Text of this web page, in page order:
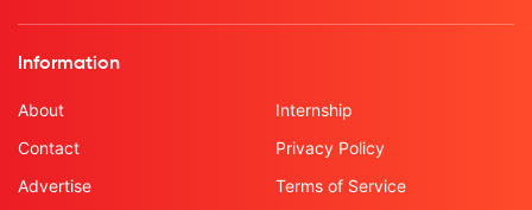
Information
About
Contact
Advertise
Internship
Privacy Policy
Terms of Service